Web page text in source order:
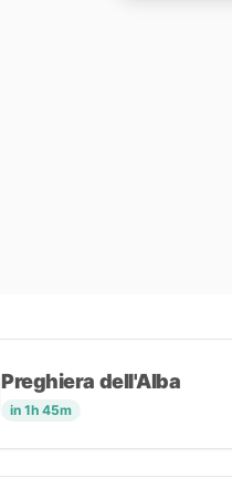
Preghiera dell'Alba
in 1h 45m